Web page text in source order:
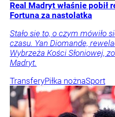
Real Madryt właśnie pobił
Fortuna za nastolatka
Stało się to, o czym mówiło
czasu. Yan Diomande,
Wybrzeża Kości Słoniowej,
Madryt.
TransferyPiłka nożnaSport